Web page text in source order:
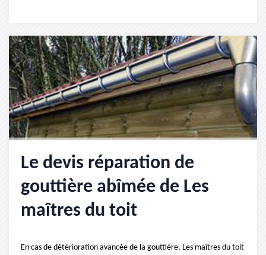
Le devis réparation de
gouttière abîmée de Les
maîtres du toit
En cas de détérioration avancée de la gouttière, Les maîtres du toit